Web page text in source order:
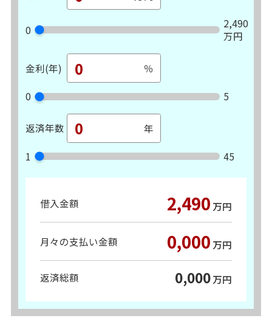
0
2,490
万円
金利(年)
0 5
返済年数
1 45
借入金額 2,490 万円
月々の支払い金額 0,000 万円
返済総額 0,000万円